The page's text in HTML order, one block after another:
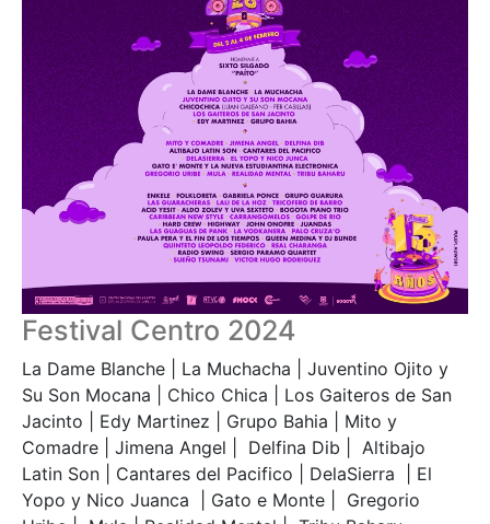
Festival Centro 2024
La Dame Blanche | La Muchacha | Juventino Ojito y
Su Son Mocana | Chico Chica | Los Gaiteros de San
Jacinto | Edy Martinez | Grupo Bahia | Mito y
Comadre | Jimena Angel | Delfina Dib | Altibajo
Latin Son | Cantares del Pacifico | DelaSierra | El
Yopo y Nico Juanca | Gato e Monte | Gregorio